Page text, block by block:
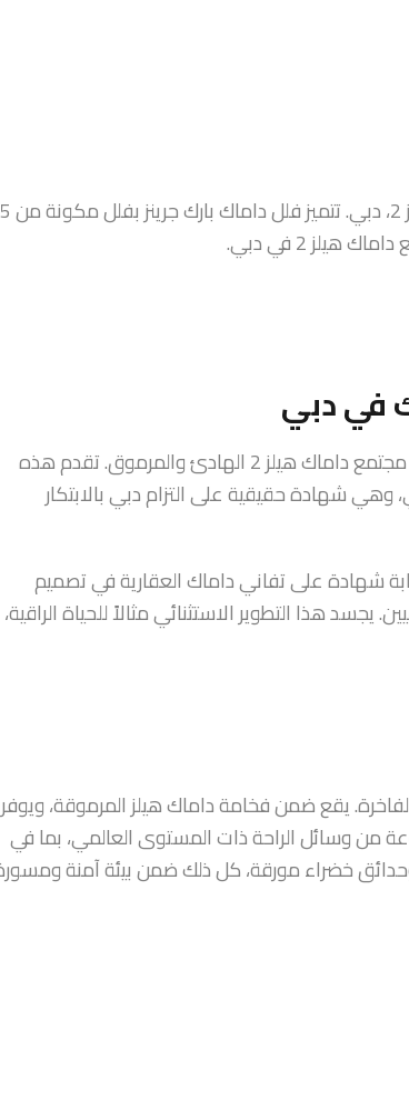
مشروع بارك جرينز من داماك العقارية هو مجمع فلل في داماك هيلز 2، دبي. تتميز فلل داماك بارك جرينز بفلل مكونة من 5
2 في دبي.
في دبي
فلل بارك جرينز هي مشروع سكني رائع من داماك العقارية، يقع في مجتمع داماك هيلز 2 الهادئ والمرموق. تقدم هذه
وهي شهادة حقيقية على التزام دبي بالابتكار
شهادة على تفاني داماك العقارية في تصميم
يجسد هذا التطوير الاستثنائي مثالاً للحياة الراقية،
الفاخرة. يقع ضمن فخامة داماك هيلز المرموقة، ويوفر
من وسائل الراحة ذات المستوى العالمي، بما في